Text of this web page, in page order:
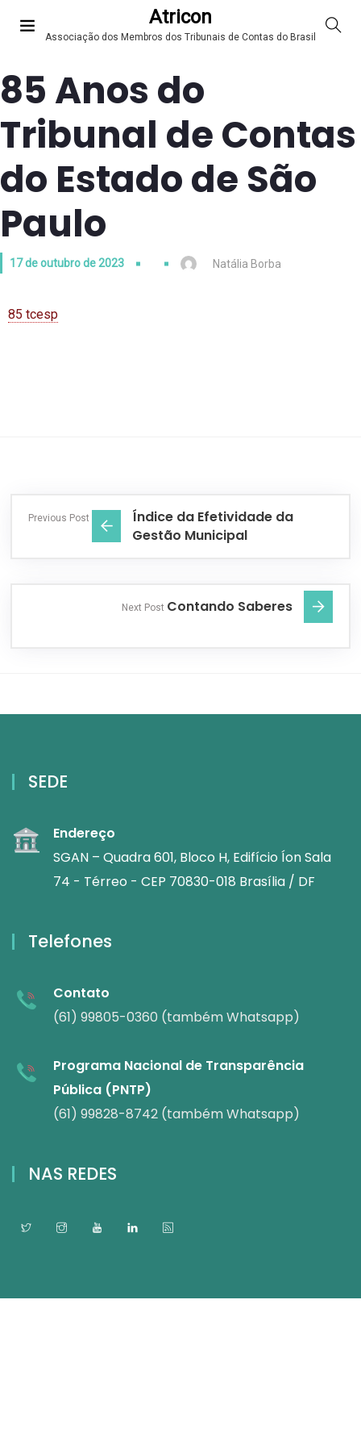
Atricon
Associação dos Membros dos Tribunais de Contas do Brasil
85 Anos do
Tribunal de Contas
do Estado de São
Paulo
17 de outubro de 2023 Natália Borba
85 tcesp
Previous Post
Índice da Efetividade da
Gestão Municipal
Next Post Contando Saberes
SEDE
Endereço
SGAN – Quadra 601, Bloco H, Edifício Íon Sala
74 - Térreo - CEP 70830-018 Brasília / DF
Telefones
Contato
(61) 99805-0360 (também Whatsapp)
Programa Nacional de Transparência
Pública (PNTP)
(61) 99828-8742 (também Whatsapp)
NAS REDES